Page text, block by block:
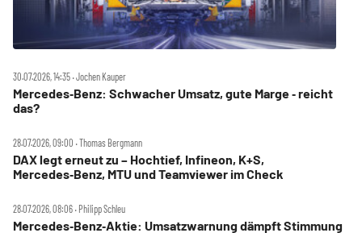
30.07.2026, 14:35 ‧ Jochen Kauper
Mercedes‑Benz: Schwacher Umsatz, gute Marge ‑ reicht
das?
28.07.2026, 09:00 ‧ Thomas Bergmann
DAX legt erneut zu – Hochtief, Infineon, K+S,
Mercedes‑Benz, MTU und Teamviewer im Check
28.07.2026, 08:06 ‧ Philipp Schleu
Mercedes‑Benz‑Aktie: Umsatzwarnung dämpft Stimmung